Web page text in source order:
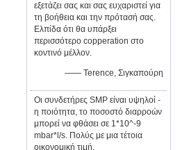
εξετάζει σας και σας ευχαριστεί για
τη βοήθεια και την πρότασή σας.
Ελπίδα ότι θα υπάρξει
περισσότερο copperation στο
κοντινό μέλλον.
—— Terence, Σιγκαπούρη
Οι συνδετήρες SMP είναι υψηλοί -
η ποιότητα, το ποσοστό διαρροών
μπορεί να φθάσει σε 1*10^-9
mbar*l/s. Πολύς με μια τέτοια
οικονομική τιμή.